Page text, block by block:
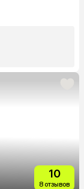
10
8 отзывов